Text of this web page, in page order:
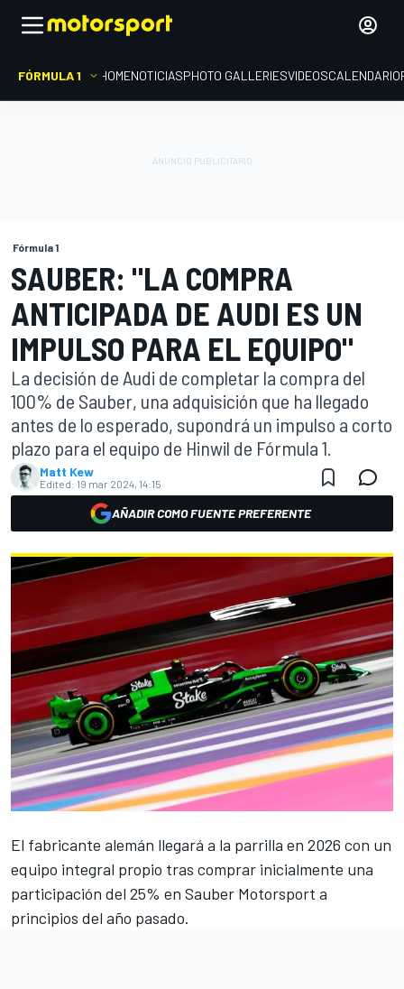
FÓRMULA 1 HOMENOTICIASPHOTO GALLERIESVIDEOSCALENDARIO
Fórmula 1
SAUBER: "LA COMPRA
ANTICIPADA DE AUDI ES UN
IMPULSO PARA EL EQUIPO"
La decisión de Audi de completar la compra del
100% de Sauber, una adquisición que ha llegado
antes de lo esperado, supondrá un impulso a corto
plazo para el equipo de Hinwil de Fórmula 1.
Matt Kew
Edited: 19 mar 2024, 14:15
AÑADIR COMO FUENTE PREFERENTE
El fabricante alemán llegará a la parrilla en 2026 con un
equipo integral propio tras comprar inicialmente una
participación del 25% en Sauber Motorsport a
principios del año pasado.